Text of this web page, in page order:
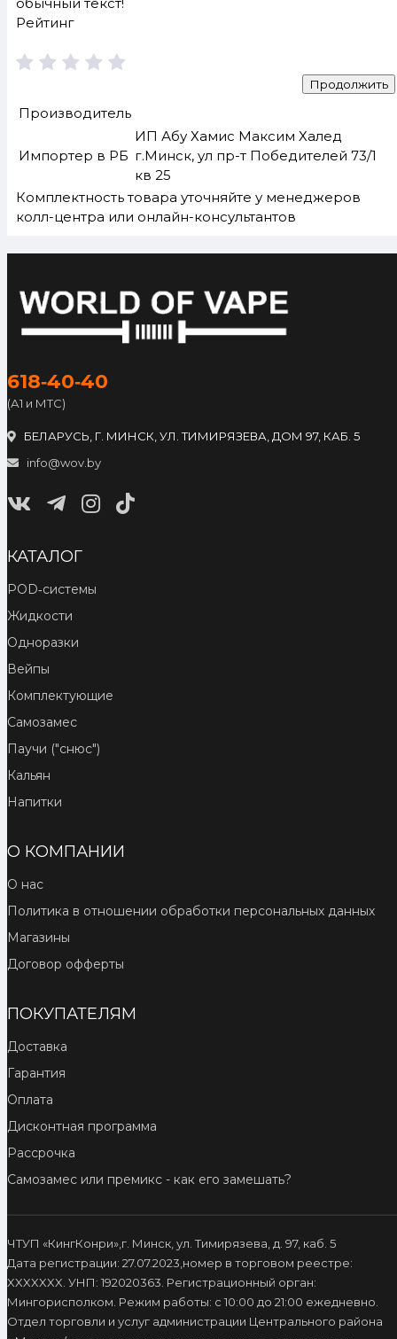
Рейтинг
Продолжить
Производитель
Импортер в РБ
ИП Абу Хамис Максим Халед
г.Минск, ул пр-т Победителей 73/1
кв 25
Комплектность товара уточняйте у менеджеров
колл-центра или онлайн-консультантов
618‑40‑40
(А1 и МТС)
БЕЛАРУСЬ, Г. МИНСК, УЛ. ТИМИРЯЗЕВА, ДОМ 97, КАБ. 5
info@wov.by
КАТАЛОГ
POD‑системы
Жидкости
Одноразки
Вейпы
Комплектующие
Самозамес
Паучи ("снюс")
Кальян
Напитки
О КОМПАНИИ
О нас
Политика в отношении обработки персональных данных
Магазины
Договор офферты
ПОКУПАТЕЛЯМ
Доставка
Гарантия
Оплата
Дисконтная программа
Рассрочка
Самозамес или премикс - как его замешать?
ЧТУП «КингКонри»,г. Минск, ул. Тимирязева, д. 97, каб. 5
Дата регистрации: 27.07.2023,номер в торговом реестре:
XXXXXXX. УНП: 192020363. Регистрационный орган:
Мингорисполком. Режим работы: с 10:00 до 21:00 ежедневно.
Отдел торговли и услуг администрации Центрального района